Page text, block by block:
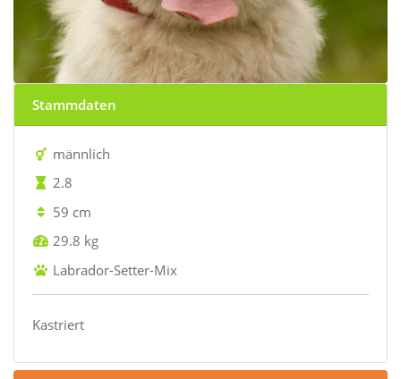
Stammdaten
männlich
2.8
59 cm
29.8 kg
Labrador-Setter-Mix
Kastriert